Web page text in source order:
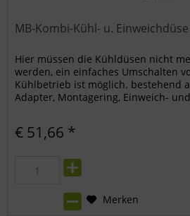
MB-Kombi-Kühl- u. Einweichdüse
Hier müssen die Kühldüsen nicht
werden, ein einfaches Umschalten
Kühlbetrieb ist möglich. bestehend
Adapter, Montagering, Einweich-
€ 51,66 *
Merken